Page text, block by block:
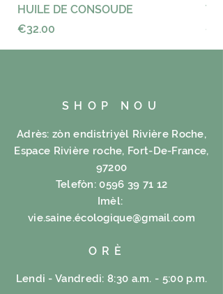
HUILE DE CONSOUDE
Price
€32.00
SHOP NOU
Adrès: zòn endistriyèl Rivière Roche,
Espace Rivière roche, Fort-De-France,
97200
Telefòn:0596 39 71 12
Imèl:
vie.saine.écologique@gmail.com
ORÈ
Lendi - Vandredi: 8:30 a.m. - 5:00 p.m.